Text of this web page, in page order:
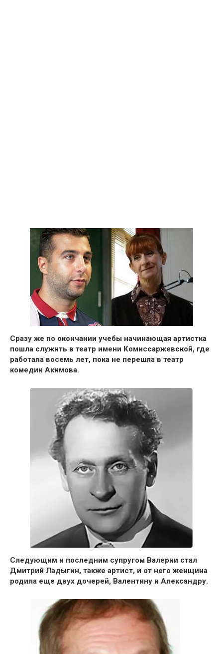
Сразу же по окончании учебы начинающая артистка
пошла служить в театр имени Комиссаржевской, где
работала восемь лет, пока не перешла в театр
комедии Акимова.
Следующим и последним супругом Валерии стал
Дмитрий Ладыгин, также артист, и от него женщина
родила еще двух дочерей, Валентину и Александру.